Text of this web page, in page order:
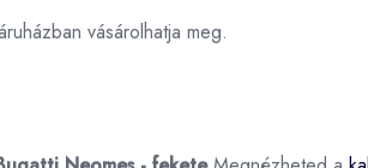
vásárolhatja meg.